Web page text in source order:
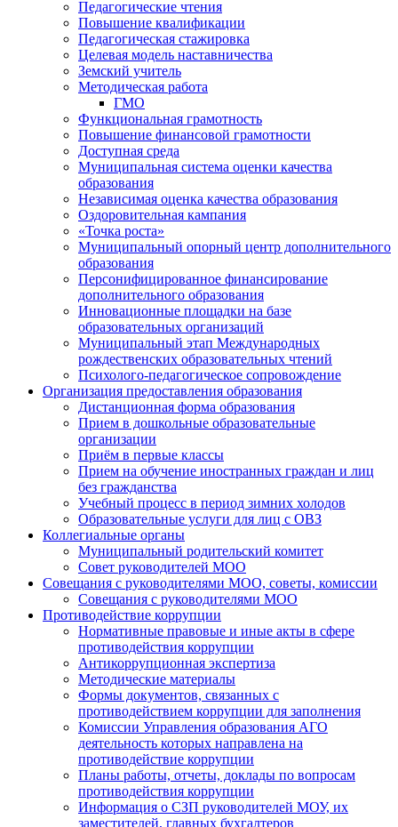
Педагогические чтения
Повышение квалификации
Педагогическая стажировка
Целевая модель наставничества
Земский учитель
Методическая работа
ГМО
Функциональная грамотность
Повышение финансовой грамотности
Доступная среда
Муниципальная система оценки качества
образования
Независимая оценка качества образования
Оздоровительная кампания
«Точка роста»
Муниципальный опорный центр дополнительного
образования
Персонифицированное финансирование
дополнительного образования
Инновационные площадки на базе
образовательных организаций
Муниципальный этап Международных
рождественских образовательных чтений
Психолого-педагогическое сопровождение
Организация предоставления образования
Дистанционная форма образования
Прием в дошкольные образовательные
организации
Приём в первые классы
Прием на обучение иностранных граждан и лиц
без гражданства
Учебный процесс в период зимних холодов
Образовательные услуги для лиц с ОВЗ
Коллегиальные органы
Муниципальный родительский комитет
Совет руководителей МОО
Совещания с руководителями МОО, советы, комиссии
Совещания с руководителями МОО
Противодействие коррупции
Нормативные правовые и иные акты в сфере
противодействия коррупции
Антикоррупционная экспертиза
Методические материалы
Формы документов, связанных с
противодействием коррупции для заполнения
Комиссии Управления образования АГО
деятельность которых направлена на
противодействие коррупции
Планы работы, отчеты, доклады по вопросам
противодействия коррупции
Информация о СЗП руководителей МОУ, их
заместителей, главных бухгалтеров